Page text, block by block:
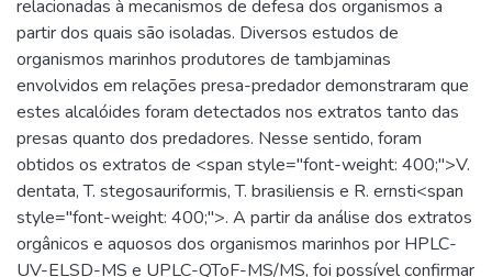
relacionadas à mecanismos de defesa dos organismos a
partir dos quais são isoladas. Diversos estudos de
organismos marinhos produtores de tambjaminas
envolvidos em relações presa-predador demonstraram que
estes alcalóides foram detectados nos extratos tanto das
presas quanto dos predadores. Nesse sentido, foram
obtidos os extratos de <span style="font-weight: 400;">V.
dentata, T. stegosauriformis, T. brasiliensis e R. ernsti<span
style="font-weight: 400;">. A partir da análise dos extratos
orgânicos e aquosos dos organismos marinhos por HPLC-
UV-ELSD-MS e UPLC-QToF-MS/MS, foi possível confirmar